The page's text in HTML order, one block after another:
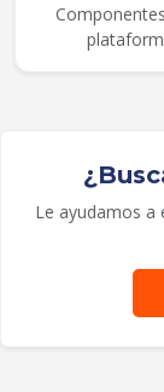
Le ayudamos a